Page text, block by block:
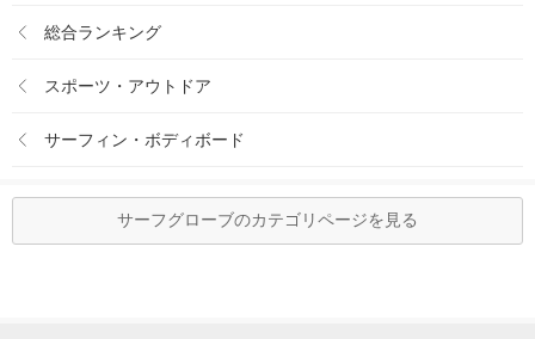
総合ランキング
スポーツ・アウトドア
サーフィン・ボディボード
サーフグローブのカテゴリページを見る